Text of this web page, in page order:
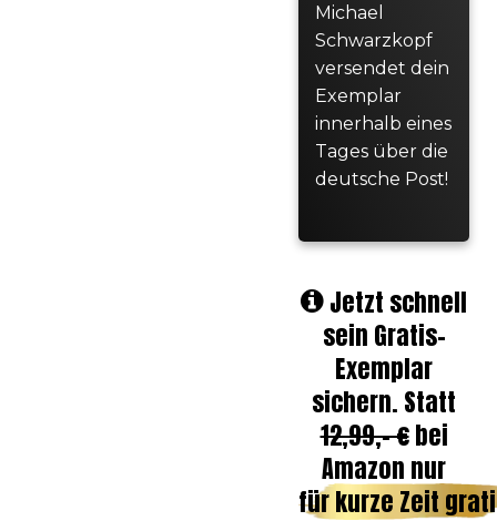
Michael
Schwarzkopf
versendet dein
Exemplar
innerhalb eines
Tages über die
deutsche Post!
Jetzt schnell
sein Gratis-
Exemplar
sichern. Statt
12,99,- €bei
Amazon nur
für kurze Zeit